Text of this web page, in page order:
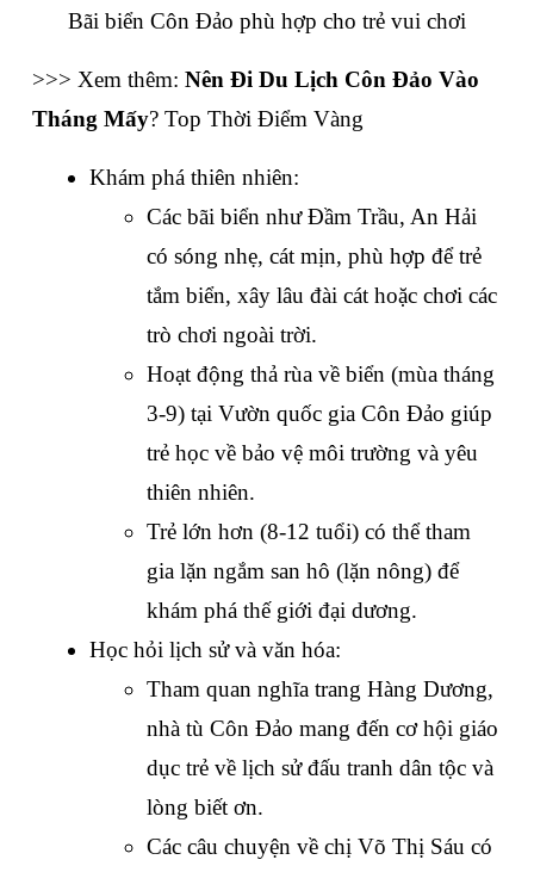
Bãi biển Côn Đảo phù hợp cho trẻ vui chơi
>>> Xem thêm: Nên Đi Du Lịch Côn Đảo Vào
Tháng Mấy? Top Thời Điểm Vàng
Khám phá thiên nhiên:
Các bãi biển như Đầm Trầu, An Hải
có sóng nhẹ, cát mịn, phù hợp để trẻ
tắm biển, xây lâu đài cát hoặc chơi các
trò chơi ngoài trời.
Hoạt động thả rùa về biển (mùa tháng
3-9) tại Vườn quốc gia Côn Đảo giúp
trẻ học về bảo vệ môi trường và yêu
thiên nhiên.
Trẻ lớn hơn (8-12 tuổi) có thể tham
gia lặn ngắm san hô (lặn nông) để
khám phá thế giới đại dương.
Học hỏi lịch sử và văn hóa:
Tham quan nghĩa trang Hàng Dương,
nhà tù Côn Đảo mang đến cơ hội giáo
dục trẻ về lịch sử đấu tranh dân tộc và
lòng biết ơn.
Các câu chuyện về chị Võ Thị Sáu có